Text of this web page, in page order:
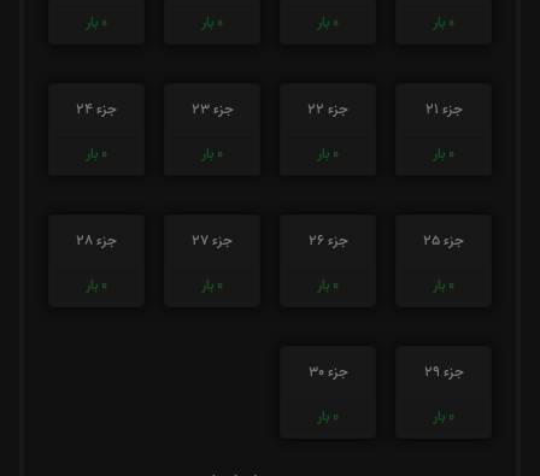
0 بار
0 بار
0 بار
0 بار
جزء 21
0 بار
جزء 22
0 بار
جزء 23
0 بار
جزء 24
0 بار
جزء 25
0 بار
جزء 26
0 بار
جزء 27
0 بار
جزء 28
0 بار
جزء 29
0 بار
جزء 30
0 بار